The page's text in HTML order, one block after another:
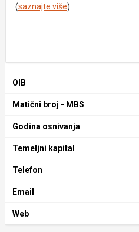
(saznajte više).
OIB
Matični broj - MBS
Godina osnivanja
Temeljni kapital
Telefon
Email
Web